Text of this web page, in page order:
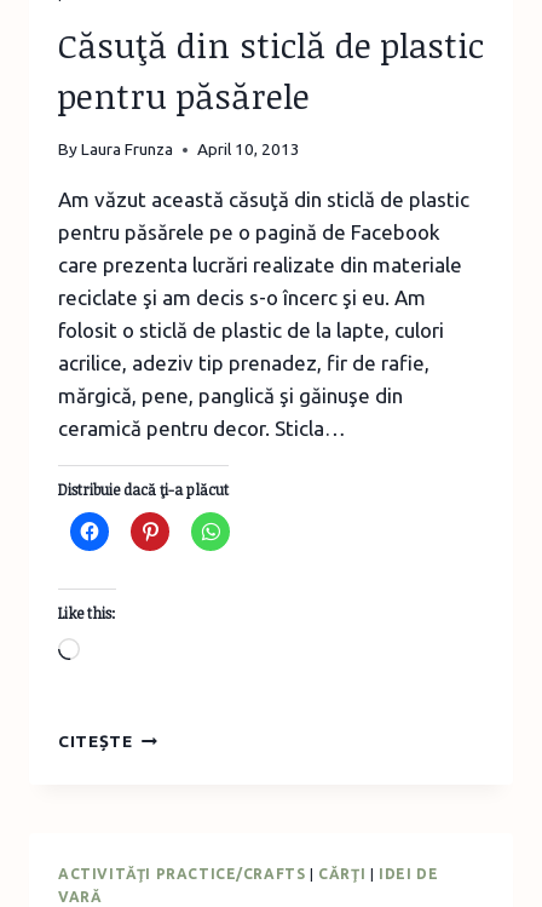
Căsuţă din sticlă de plastic
pentru păsărele
ByLaura Frunza April 10, 2013
Am văzut această căsuţă din sticlă de plastic
pentru păsărele pe o pagină de Facebook
care prezenta lucrări realizate din materiale
reciclate şi am decis s-o încerc şi eu. Am
folosit o sticlă de plastic de la lapte, culori
acrilice, adeziv tip prenadez, fir de rafie,
mărgică, pene, panglică şi găinuşe din
ceramică pentru decor. Sticla…
Distribuie dacă ţi-a plăcut
Like this:
Loading…
CITEȘTECĂSUŢĂ
PENTRU
PĂSĂRELE
ACTIVITĂŢI PRACTICE/CRAFTS CĂRŢI
IDEI DE
VARĂ